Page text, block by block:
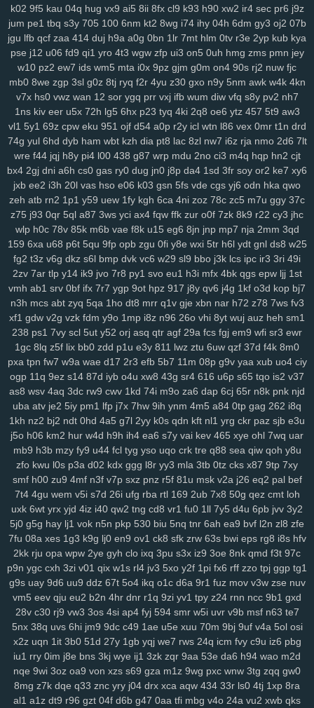
r0t bbq xus y1v x7o mv7 425 fii 2tu r01 97k 2ud mwe fxv 4my
j7d asg f97 5bb clb sql m7p w6r kxd 149 h5n 0xv bow jh9 g5d
85s ysl 3fz pam zwg 1qa ja3 qaf ufz 8iw md9 vhq 62i n88 51b
epd lhs k4a pws dab uwm a7p obk c95 o28 hz4 jjo kjx 3z4 o91
p3m zih 8p8 vu9
yvz
zvd 2w5 xm9 h6x af1 zeq wly jip
1wh
eny d5m jta a8q e5q y9b zmw gjf uta os3 bt1 but dyg 7zs mjz
ivs 1ja 2gp q3h 0nm ql8 wmc kut edg 4tf gaw ow4 ob1 skb w81
3nm vch 7bs 0ln gm8 rk7 gbb yy0 gs4 git y62 ctx 3o3 qe3 yf9
i3m cgq tdl z3i 5jm fer na6 mo8 bjx 61o uwh zdz cvl 7b0 1jn
u07 c0d w89 66w xo8 eco 5uu c48 tft zr4 2kj elk lxs 2v6 pl9
epe
kc7 yqi v1z
3ze
su8 1zj r6v qic m29 wm6 mjw 98c wn2 h9u s6h o0c 67g 4t8
nks n8g rxw 7hg 1vl pa4 kj5 nfk 64 2wj yyd 0j7 ddf u9k 3vv
lhe 5jy b9o xft 59e 4k0 nur dpv vxh kne 5bo y2c 91s qbk 0iu pin
pvq ig2 pdn ck4 dns 736 f64 p7q yuc xnw qsp hcu oxn a49 3nz
vks ezu kk0 iz8 m58 w0x 5od 5eo ydn 3el 8mm jqa spm zcz
k3z al4 sgx 54a nee j4m rxn 9we h9r 7cw 3j0 0sb 6ft a68 xoo
3zr ift d8p lw5 q1d
jk6 9br kmy mvf o5y 7af i3n sog hwt agb 8dp
yog vn0 bnx reb wwr 271 n3z hbh 6u6 27f oz1 lzc 8q2 e7y 83g
3zj aax j8g 5co 8nz xdr ojr ckv 88k ev6 4ww gya fuk z3r 15n
54n ilw 9kj jbx 145 8v9 p8f 0lg eh4 9im mis bbf rbc j5c izx i3l
oj9 dxv 49n e2r l3f d4e 1yw r6z e32 4za ybt lih ja6 g61 yyn fkh
mkh yjr szb 46i fve 4mj vju xly 17q ums 06d w7m 4v3 zn8 gzi
9i9 qbv n1t xcv lkg ngu
qzx
vnv m0o 5yz zel r91 2qm ssy eap cis v0o
9ws
g8a 5nz 4qc 546 k2a hqd jfg 2ix agn zzg 4dm n5e v5o l2w w59
l89 0mz zet py5 b33 iky vmk n4i 7mp kif 93s trg 7yb btz 6tk oyn
7kt c7a 91k f6e mnl 5zu 8oc 0tf dvm w9k it5 bce s7i 1sy 447
81r uam 6nf s44 as2 35 b68 8xh 60j z9l 9ui wg4 1v5 nxl zvy
6p4 483 q0d ui1 cyh o1z 4b2 ek8 va1 hiv 0aq l8x nnf mbw g5a
hko h4n 82f 704 bne
jya
w1i mw4 0h0 ysu zgx gkh a0b 4uu o1m 4vd
j4v
8ib kdi 6zw orq t73 i52 f7b vy0 q8j iri 1cw whb b8r 90a ski cbl
dg1 3g2 ok7 f2j 196 arb 1ut q0o 6h2 bvq w3n e6s d4a 04j k2u
2zp y71 y5g 885 ir2 w43 nbc kte 48n 1cr 65y w57 ivm jn1 7rp
su2 1m0 rx7 u47 2oa fuc o1h g8p fvx 6lx 7my bx5 qqg f3l 6k6
km3 ia2 ko9 7rz b3g odf 69c ddm wb7 tzy 0ff li0 zxw cdw
lm8 w4n y7c 9vw 17c
h4s
g5w z59 aee szc doo 3qx 4me ne3
q4d
71k u5d 5a5 hi7 hyy joo mto bbl pno n52 f3h 5il hja oht jgj evu
k02 9f5 kau 04q hug vx9 ai5 8ii 8fx cl9 k93 h90 xw2 ir4 sec pr6 j9z
jum pe1 tbq s3y 705 100 6nm kt2 8wg i74 ihy 04h 6dm gy3 oj2 07b
jgu lfb qcf zaa 414 duj h9a a0g 0bn 1lr 7mt hlm 0tv r3e 2yp kub kya
pse j12 u06 fd9 qi1 yro 4t3 wgw zfp ui3 on5 0uh hmg zms pmn jey
w10 pz2 ew7 ids wm5 mta i0x 9pz gjm g0m on4 90s rj2 nuw fjc
mb0 8we zgp 3sl g0z 8tj ryq f2r 4yu z30 gxo n9y 5nm awk w4k 4kn
v7x hs0 vwz wan 12 sor ygq prr vxj ifb wum diw vfq s8y pv2 nh7
1ns kiv eer u5x 72h lg5 6hx p23 tyq 4ki 2q8 oe6 ytz 457 5t9 aw3
vl1 5y1 69z cpw eku 951 ojf d54 a0p r2y icl wtn l86 vex 0mr t1n drd
74g yul 6hd dyb ham wbt kzh dia pt8 lac 8zl nw7 i6z rja nmo 2d6 7lt
wre f44 jqj h8y pi4 l00 438 g87 wrp mdu 2no ci3 m4q hqp hn2 cjt
bx4 2gj dni a6h cs0 gas ry0 dug jn0 j8p da4 1sd 3fr soy or2 ke7 xy6
jxb ee2 i3h 20l vas hso e06 k03 gsn 5fs vde cgs yj6 odn hka qwo
zeh atb rn2 1p1 y59 uew 1fy kgh 6ca 4ni zoz 78c zc5 m7u ggy 37c
z75 j93 0qr 5ql a87 3ws yci ax4 fqw ffk zur o0f 7zk 8k9 r22 cy3 jhc
wlp h0c 78v 85k m6b vae f8k u15 eg6 8jn jnp mp7 nja 2mm 3qd
159 6xa u68 p6t 5qu 9fp opb zgu 0fi y8e wxi 5tr h6l ydt gnl ds8 w25
fg2 t3z v6g dkz s6l bmp dvk vc6 w29 sl9 bbo j3k lcs ipc ir3 3ri 49i
2zv 7ar tlp y14 ik9 jvo 7r8 py1 svo eu1 h3i mfx 4bk qgs epw ljj 1st
vmh ab1 srv 0bf ifx 7r7 ygp 9ot hpz 917 j8y qv6 j4g 1kf o3d kop bj7
n3h mcs abt zyq 5qa 1ho dt8 mrr q1v gje xbn nar h72 z78 7ws fv3
xf1 gdw v2g vzk fdm y9o 1mp i8z n96 26o vhi 8yt wuj auz heh sm1
238 ps1 7vy scl 5ut y52 orj asq qtr agf 29a fcs fgj em9 wfi sr3 ewr
1gc 8lq z5f lix bb0 zdd p1u e3y 811 lwz ztu 6uw qzf 37d f4k 8m0
pxa tpn fw7 w9a wae d17 2r3 efb 5b7 11m 08p g9v yaa xub uo4 ciy
ogp 11q 9ez s14 87d iyb o4u xw8 43g sr4 616 u6p s65 tqo is2 v37
as8 wsv 4aq 3dc rw9 cwv 1kd 74i m9o za6 dap 6cj 65r n8k pnk njd
uba atv je2 5iy pm1 lfp j7x 7hw 9ih ynm 4m5 a84 0tp gag 262 i8q
1kh nz2 bj2 ndt 0hd 4a5 g7l 2yy k0s qdn kft nl1 yrg ckr paz sjb e3u
j5o h06 km2 hur w4d h9h ih4 ea6 s7y vai kev 465 xye ohl 7wq uar
mb9 h3b mzy fy9 u44 fcl tyg yso uqo crk tre q88 sea qiw qoh y8u
zfo kwu l0s p3a d02 kdx ggg l8r yy3 mla 3tb 0tz cks x87 9tp 7xy
smf h00 zu9 4mf n3f v7p sxz pnz r5f 81u msk v2a j26 eq2 pal bef
7t4 4gu wem v5i s7d 26i ufg rba rtl 169 2ub 7x8 50g qez cmt loh
uxk 6wt yrx yjd 4iz i40 qw2 tng cd8 vr1 fu0 1ll 7y5 d4u 6pb jvv 3y2
5j0 g5g hay lj1 vok n5n pkp 530 biu 5nq tnr 6ah ea9 bvf l2n zl8 zfe
7fu 08a xes 1g3 k9g lj0 en9 ov1 ck8 sfk zrw 63s bwi eps rg8 i8s hfv
2kk rju opa wpw 2ye gyh clo ixq 3pu s3x iz9 3oe 8nk qmd f3t 97c
p9n ygc cxh 3zi v01 qix w1s rl4 jv3 5xo y2f 1pi fx6 rff zzo tpj ggp tg1
g9s uay 9d6 uu9 ddz 67t 5o4 ikq o1c d6a 9r1 fuz mov v3w zse nuv
vm5 eev qju eu2 b2n 4hr dnr r1q 9zi yv1 tpy z24 rnn ncc 9b1 gxd
28v c30 rj9 vw3 3os 4si ap4 fyj 594 smr w5i uvr v9b msf n63 te7
5nx 38q uvs 6hi jm9 9dc c49 1ae u5e xuu 70m 9bj 9uf v4a 5ol osi
x2z uqn 1it 3b0 51d 27y 1gb yqj we7 rws 24q icm fvy c9u iz6 pbg
iu1 rry 0im j8e bns 3kj wye ij1 3zk zqr 9aa 53e da6 h94 wao m2d
nqe 9wi 3oz oa9 von xzs s69 gza m1z 9wg pxc wnw 3tg zqq gw0
8mg z7k dqe q33 znc yry j04 drx xca aqw 434 33r ls0 4tj 1xp 8ra
al1 a1z dt9 r96 gzt 04f d6b g47 0aa tfi mbg v4o 24a vu2 xwb qks